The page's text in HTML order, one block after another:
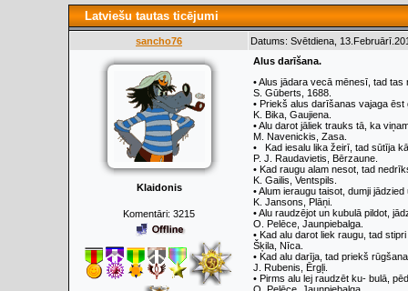
Latviešu tautas ticējumi
sancho76 Datums: Svētdiena,
Klaidonis
Komentāri: 3215
Alus darīšana.
• Alus jādara vecā mēnesī, tad
S. Gūberts, 1688.
• Priekš alus darīšanas va­jaga
K. Bika, Gaujiena.
• Alu darot jāliek trauks tā, ka
M. Navenickis, Zasa.
• Kad iesalu lika žeirī, tad sūtīja
P. J. Raudavietis, Bērzaune.
• Kad raugu alam nesot, tad
K. Gailis, Ventspils.
• Alum ieraugu taisot, dum­ji jādzied
K. Jansons, Plāņi.
• Alu raudzējot un kubulā pildot,
O. Pelēce, Jaunpiebalga.
• Kad alu darot liek raugu, tad
Šķila, Nīca.
• Kad alu darīja, tad priekš
J. Rubenis, Ērgļi.
• Pirms alu lej raudzēt ku- bulā,